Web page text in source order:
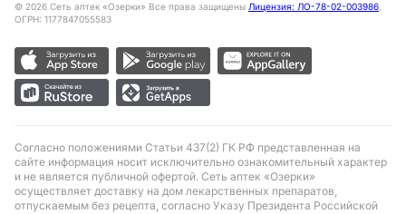
© 2026 Сеть аптек «Озерки» Все права защищены Лицензия: ЛО-78-02-003986,
ОГРН: 1177847055583
Согласно положениями Статьи 437(2) ГК РФ представленная на
сайте информация носит исключительно ознакомительный характер
и не является публичной офертой. Сеть аптек «Озерки»
осуществляет доставку на дом лекарственных препаратов,
отпускаемым без рецепта, согласно Указу Президента Российской